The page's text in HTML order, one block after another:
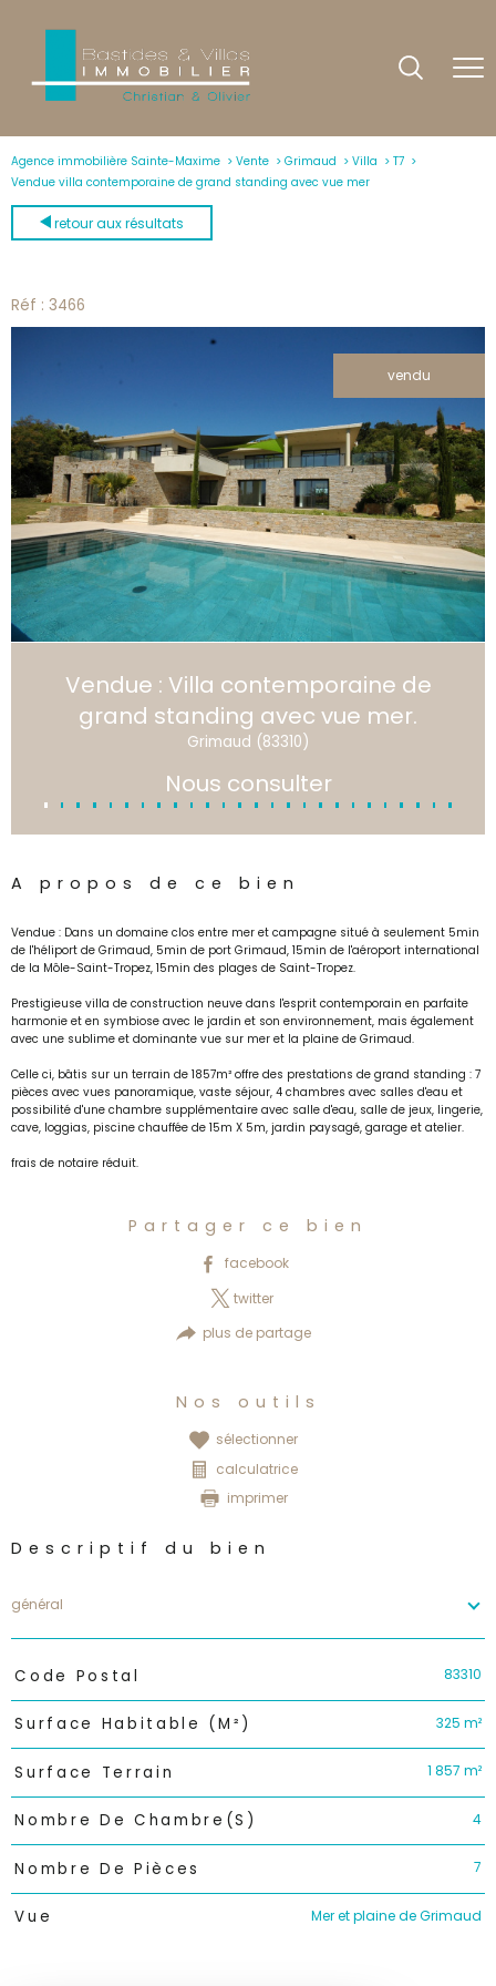
Agence immobilière Sainte-Maxime Vente Grimaud Villa
T7
Vendue villa contemporaine de grand standing avec vue mer
retour aux résultats
Réf : 3466
vendu
Vendue : Villa contemporaine de
grand standing avec vue mer.
Grimaud (83310)
Nous consulter
A propos de ce bien
Vendue : Dans un domaine clos entre mer et campagne situé à seulement 5min
de l'héliport de Grimaud, 5min de port Grimaud, 15min de l'aéroport international
de la Môle-Saint-Tropez, 15min des plages de Saint-Tropez.
Prestigieuse villa de construction neuve dans l'esprit contemporain en parfaite
harmonie et en symbiose avec le jardin et son environnement, mais également
avec une sublime et dominante vue sur mer et la plaine de Grimaud.
Celle ci, bâtis sur un terrain de 1857m² offre des prestations de grand standing : 7
pièces avec vues panoramique, vaste séjour, 4 chambres avec salles d'eau et
possibilité d'une chambre supplémentaire avec salle d'eau, salle de jeux, lingerie,
cave, loggias, piscine chauffée de 15m X 5m, jardin paysagé, garage et atelier.
frais de notaire réduit.
Partager ce bien
facebook
twitter
plus de partage
Nos outils
sélectionner
calculatrice
imprimer
Descriptif du bien
général
TRAD_PAMPERO_Caracteristique
Code Postal 83310
Surface Habitable (m²) 325 m²
Surface Terrain 1 857 m²
Nombre De Chambre(s) 4
Nombre De Pièces 7
Vue Mer et plaine de Grimaud